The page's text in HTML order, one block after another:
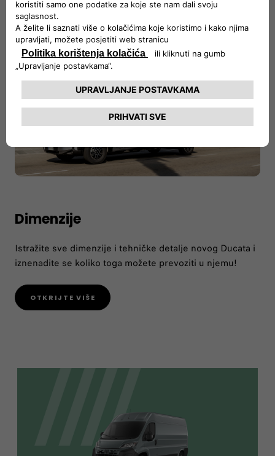
Dimenzije
Istražite sve dimenzije i tehničke detalje novog Ducata i
iznenadite se koliko toga možete prevoziti u njemu!
OTKRIJTE VIŠE